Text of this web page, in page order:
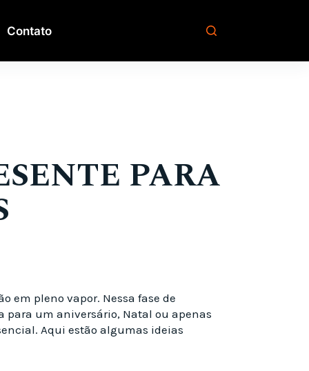
Contato
PARA
em pleno vapor. Nessa fase de
para um aniversário, Natal ou apenas
Aqui estão algumas ideias